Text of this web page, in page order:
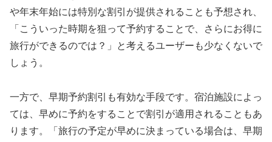
や年末年始には特別な割引が提供されることも予想され、
「こういった時期を狙って予約することで、さらにお得に
旅行ができるのでは？」と考えるユーザーも少なくないで
しょう。
一方で、早期予約割引も有効な手段です。宿泊施設によっ
ては、早めに予約をすることで割引が適用されることもあ
ります。「旅行の予定が早めに決まっている場合は、早期